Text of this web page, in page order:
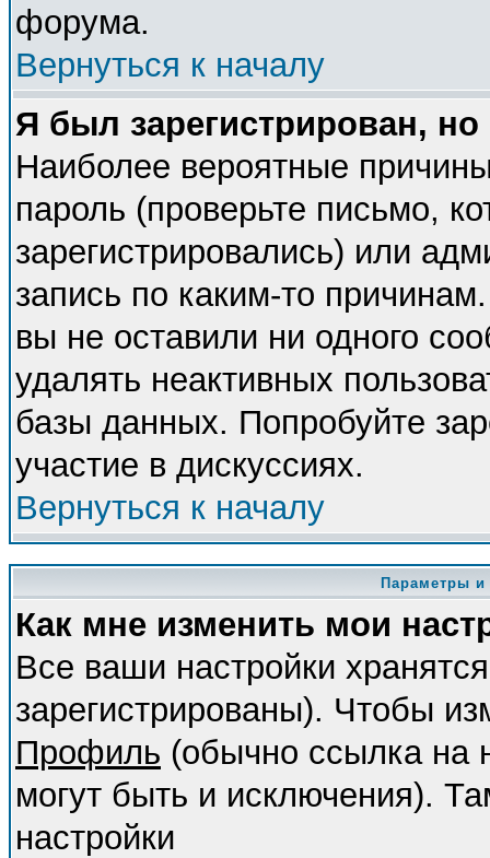
форума.
Вернуться к началу
Я был зарегистрирован,
Наиболее вероятные
пароль (проверьте письмо,
зарегистрировались) или
запись по каким-то
вы не оставили ни одного
удалять неактивных
базы данных. Попробуйте
участие в дискуссиях.
Вернуться к началу
Параметры и
Как мне изменить мои
Все ваши настройки
зарегистрированы). Чтобы
Профиль (обычно ссылка на
могут быть и исключения).
настройки